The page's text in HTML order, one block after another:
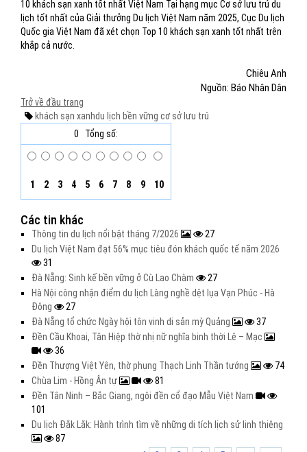
10 khách sạn xanh tốt nhất Việt Nam Tại hạng mục Cơ sở lưu trú du
lịch tốt nhất của Giải thưởng Du lịch Việt Nam năm 2025, Cục Du lịch
Quốc gia Việt Nam đã xét chọn Top 10 khách sạn xanh tốt nhất trên
khắp cả nước.
Chiêu Anh
Nguồn: Báo Nhân Dân
Trở về đầu trang
khách sạn xanhdu lịch bền vững cơ sở lưu trú
0
Tổng số:
1 2 3 4 5 6 7 8 9 10
Các tin khác
Thông tin du lịch nổi bật tháng 7/2026
27
Du lịch Việt Nam đạt 56% mục tiêu đón khách quốc tế năm 2026
31
Đà Nẵng: Sinh kế bền vững ở Cù Lao Chàm
27
Hà Nội công nhận điểm du lịch Làng nghề dệt lụa Vạn Phúc - Hà
Đông
27
Đà Nẵng tổ chức Ngày hội tôn vinh di sản mỳ Quảng
37
Đền Cầu Khoai, Tân Hiệp thờ nhị nữ nghĩa binh thời Lê – Mạc
36
Đền Thượng Việt Yên, thờ phụng Thạch Linh Thần tướng
74
Chùa Lim - Hồng Ân tự
81
Đền Tân Ninh – Bắc Giang, ngôi đền cổ đạo Mẫu Việt Nam
101
Du lịch Đắk Lắk: Hành trình tìm về những di tích lịch sử linh thiêng
87